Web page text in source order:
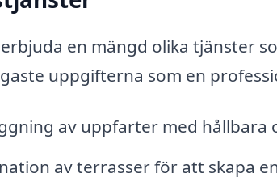
en mängd olika tjänster
uppgifterna som en
av uppfarter med hållbara
av terrasser för att skapa